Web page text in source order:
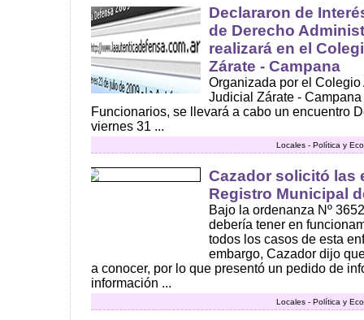
Declararon de
de Derecho
realizará en el
Zárate - Campana
Organizada por el
Judicial Zárate -
Funcionarios, se llevará a cabo un encuentro
viernes 31 ...
Locales - Política y
Cazador solicitó las
Registro Municipal
Bajo la ordenanza Nº
debería tener en
todos los casos de esta
embargo, Cazador dijo
a conocer, por lo que presentó un pedido de
información ...
Locales - Política y